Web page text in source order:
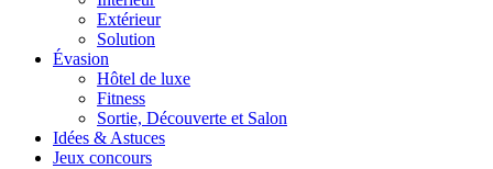
Extérieur
Solution
Évasion
Hôtel de luxe
Fitness
Sortie, Découverte et Salon
Idées & Astuces
Jeux concours